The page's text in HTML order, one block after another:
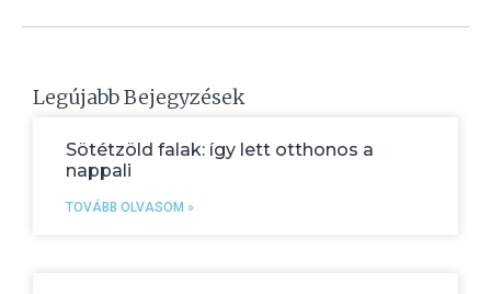
Legújabb Bejegyzések
Sötétzöld falak: így lett otthonos a
nappali
TOVÁBB OLVASOM »